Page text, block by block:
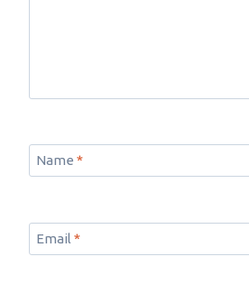
Name *
Email *